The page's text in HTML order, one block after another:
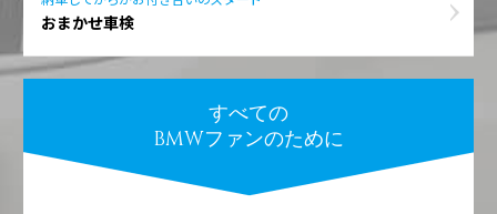
おまかせ車検
すべての
BMWファンのために